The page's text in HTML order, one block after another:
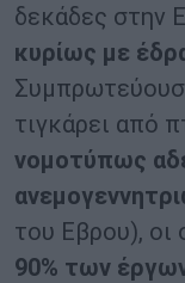
δεκάδες στην
κυρίως με
τιγκάρει από
νομοτύπως
του Εβρου), οι
90% των